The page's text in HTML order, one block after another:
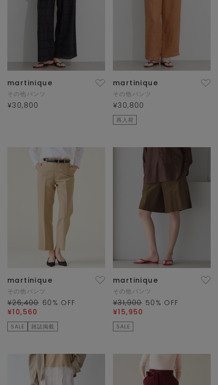
martinique
その他パンツ
¥30,800
martinique
その他パンツ
¥30,800
再入荷
martinique
その他パンツ
¥26,400 60 % OFF
¥10,560
SALE 雑誌掲載
martinique
その他パンツ
¥31,900 50 % OFF
¥15,950
SALE